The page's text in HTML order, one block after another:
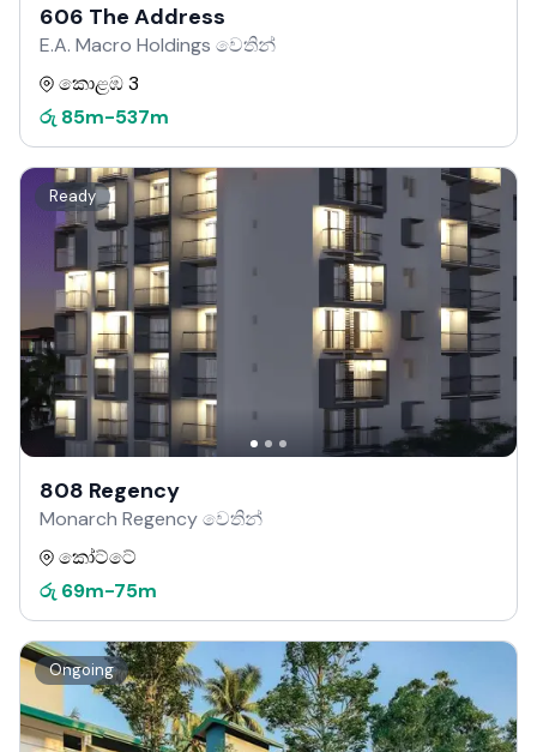
606 The Address
E.A. Macro Holdings වෙතින්
කොළඹ 3
රු 85m-537m
Ready
808 Regency
Monarch Regency වෙතින්
කෝට්ටේ
රු 69m-75m
Ongoing